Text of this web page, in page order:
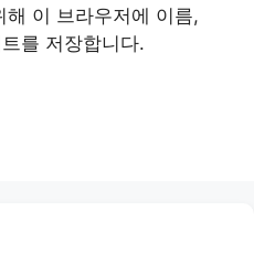
이 브라우저에 이름,
를 저장합니다.